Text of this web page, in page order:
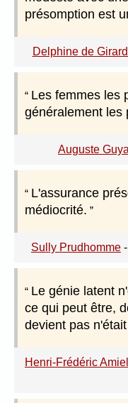
présomption est
Delphine de
Les femmes les
généralement les
Auguste
L'assurance
médiocrité.
Sully Prudhomme -
Le génie latent
ce qui peut être,
devient pas
Henri-Frédéric Amiel